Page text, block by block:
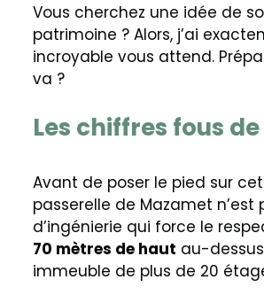
Vous cherchez une idée de
patrimoine ? Alors, j’ai
incroyable vous attend.
va ?
Les chiffres fous
Avant de poser le pied sur
passerelle de Mazamet
d’ingénierie qui force le
70 mètres de haut au-dessus
immeuble de plus de 20